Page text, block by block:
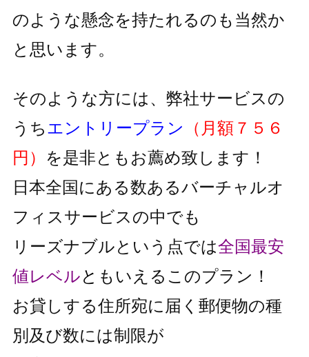
のような懸念を持たれるのも 当然か
と思います。
そのような方には、弊社サービスの
うちエントリープラン
（月額７５６
円） を是非ともお薦め致します！
日本全国にある数あるバーチャルオ
フィスサービスの中でも
リーズナブルという点では全国最安
値レベルと もいえるこのプラン！
お貸しする住所宛に届く郵便物の種
別及び数には制限が